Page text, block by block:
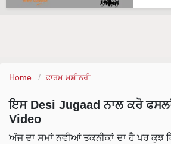
Home ਫਾਰਮ ਮਸ਼ੀਨਰੀ
ਇਸ Desi Jugaad ਨਾਲ ਕਰੋ
Video
ਅੱਜ ਦਾ ਸਮਾਂ ਨਵੀਆਂ ਤਕਨੀਕਾਂ ਦਾ ਹੈ ਪਰ ਕੁਝ